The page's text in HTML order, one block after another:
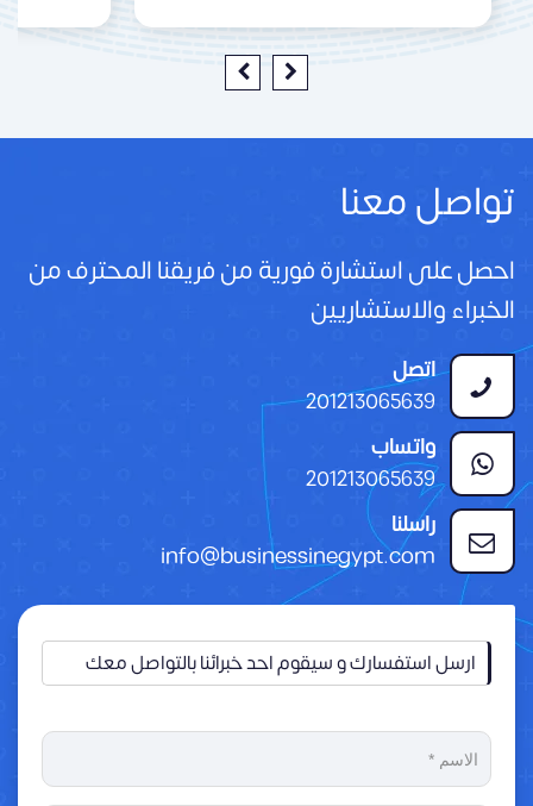
تواصل معنا
احصل على استشارة فورية من فريقنا المحترف من
الخبراء والاستشاريين
اتصل
201213065639
واتساب
201213065639
راسلنا
info@businessinegypt.com
ارسل استفسارك و سيقوم احد خبرائنا بالتواصل معك